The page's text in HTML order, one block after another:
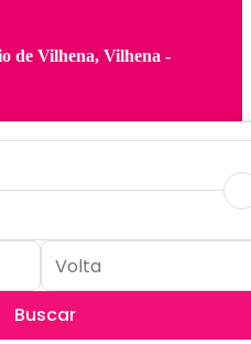
de Vilhena, Vilhena -
Buscar